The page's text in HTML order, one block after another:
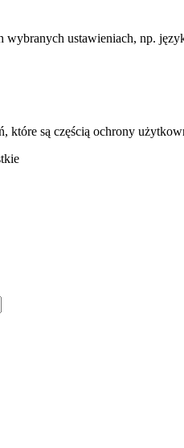
wybranych ustawieniach, np.
które są częścią ochrony